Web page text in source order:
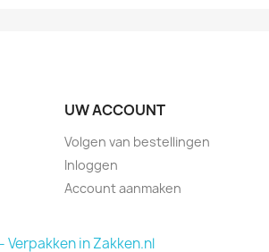
UW ACCOUNT
Volgen van bestellingen
Inloggen
Account aanmaken
Verpakken in Zakken.nl